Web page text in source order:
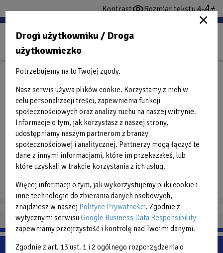
do
treści
Kontrastwłącz
konstrast
Rozmiar tekstu
GRAFIKI
Powrót do grafików
Back
to
top
2025-02-14
Grafik Sztuki Walki
PONIEDZIAŁEK
WTOREK
ŚRODA
CZWARTEK
PIĄTEK
SOBOTA
Drogi użytkowniku / Droga
użytkowniczko
Potrzebujemy na to Twojej zgody.
Nasz serwis używa plików cookie. Korzystamy z nich w
celu personalizacji treści, zapewnienia funkcji
społecznościowych oraz analizy ruchu na naszej witrynie.
Informacje o tym, jak korzystasz z naszej strony,
udostępniamy naszym partnerom z branży
społecznościowej i analitycznej. Partnerzy mogą łączyć te
dane z innymi informacjami, które im przekazałeś, lub
które uzyskali w trakcie korzystania z ich usług.
Więcej informacji o tym, jak wykorzystujemy pliki cookie i
inne technologie do zbierania danych osobowych,
znajdziesz w naszej Polityce Prywatności. Zgodnie z
wytycznymi serwisuGoogle Business Data Responsibility
zapewniamy przejrzystość i kontrolę nad Twoimi danymi.
Zgodnie z art. 13 ust. 1 i 2 ogólnego rozporządzenia o